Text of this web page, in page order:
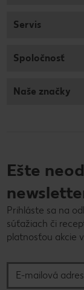
Servis
Spoločnosť
Naše značky
Ešte
Prihláste sa na
súťažiach či
platnosťou akcie